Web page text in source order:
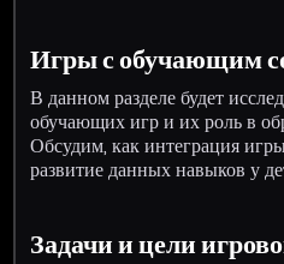
Игры с обучающим
В данном разделе будет
обучающих игр и их роль в
Обсудим, как интеграция
развитие данных навыков у
Задачи и цели